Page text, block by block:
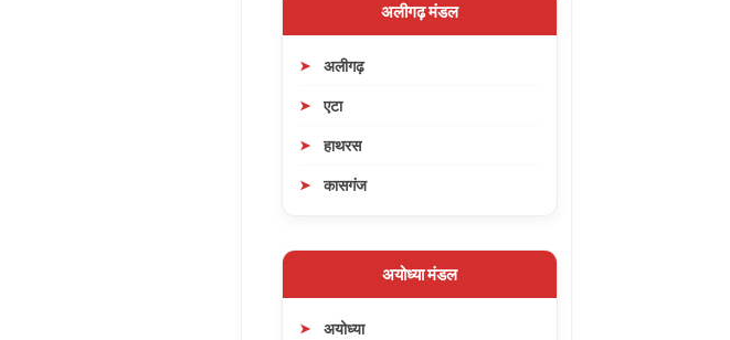
अलीगढ़ मंडल
अलीगढ़
एटा
हाथरस
कासगंज
अयोध्या मंडल
अयोध्या